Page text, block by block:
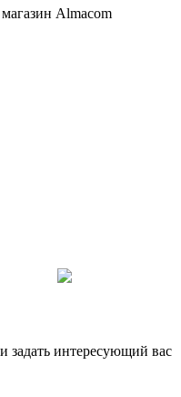
жилище или рабочем
но с нашими
в зоне
справятся с задачей
или офисе.
в Алматы и Астане
и свежим воздухом
Almacom
задать интересующий вас